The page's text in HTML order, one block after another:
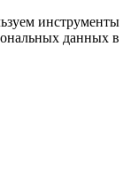
данных